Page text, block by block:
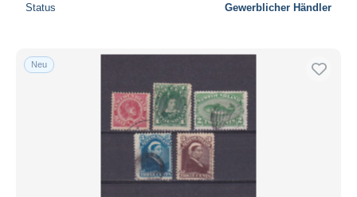
Status Gewerblicher Händler
Neu